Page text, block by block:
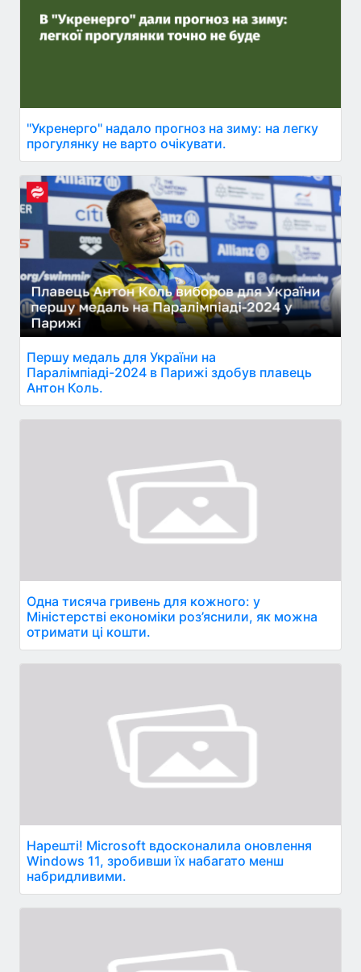
"Укренерго" надало прогноз на зиму: на легку
прогулянку не варто очікувати.
Першу медаль для України на
Паралімпіаді-2024 в Парижі здобув плавець
Антон Коль.
Одна тисяча гривень для кожного: у
Міністерстві економіки роз’яснили, як можна
отримати ці кошти.
Нарешті! Microsoft вдосконалила оновлення
Windows 11, зробивши їх набагато менш
набридливими.